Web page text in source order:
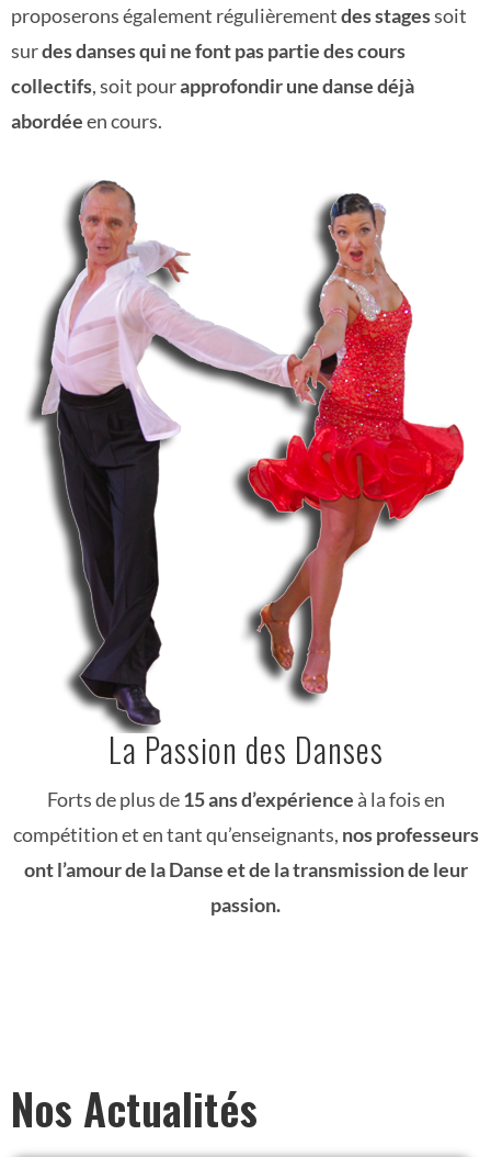
proposerons également régulièrementdes stagessoit
surdes danses qui ne font pas partie des cours
collectifs, soit pourapprofondir une danse déjà
abordéeen cours.
La Passion des Danses
Forts de plus de15 ans d’expérience à la fois en
compétition et en tant qu’enseignants, nos professeurs
ont l’amour de la Danse et de la transmission de leur
passion.
Nos Actualités